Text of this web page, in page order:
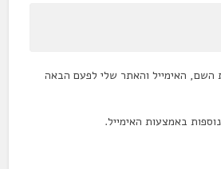
השם, האימייל והאתר שלי לפעם הבאה
באמצעות האימייל.